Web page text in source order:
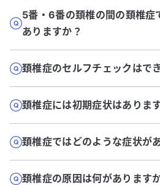
5番・6番の頚椎の間の頚椎症
ありますか？
頚椎症のセルフチェックはで
頚椎症には初期症状はありま
頚椎症ではどのような症状が
頚椎症の原因は何があります